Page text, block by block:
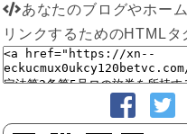
あなたのブログやホー
リンクするためのHTML